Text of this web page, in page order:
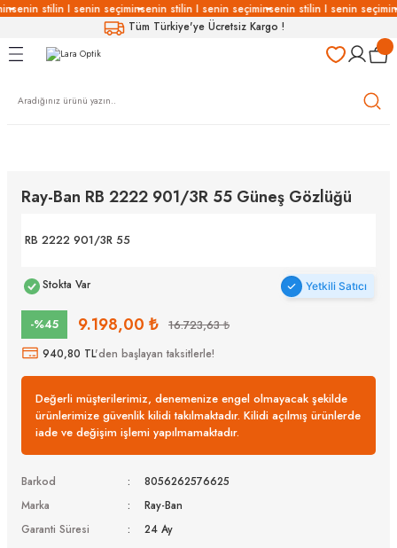
senin stilin I senin seçiminsenin stilin I senin seçiminsenin stilin I senin seçimin
Tüm Türkiye'ye Ücretsiz Kargo !
Geri Dön
Geri Dön
Geri Dön
Geri Dön
Ray-Ban RB 2222 901/3R 55 Güneş Gözlüğü
RB 2222 901/3R 55
Stokta Var Yetkili Satıcı
-%45 9.198,00 ₺ 16.723,63 ₺
940,80 TL'den başlayan taksitlerle!
Değerli müşterilerimiz, denemenize engel olmayacak şekilde
ürünlerimize güvenlik kilidi takılmaktadır. Kilidi açılmış ürünlerde
iade ve değişim işlemi yapılmamaktadır.
Barkod
8056262576625
Marka
Ray-Ban
Garanti Süresi
24 Ay